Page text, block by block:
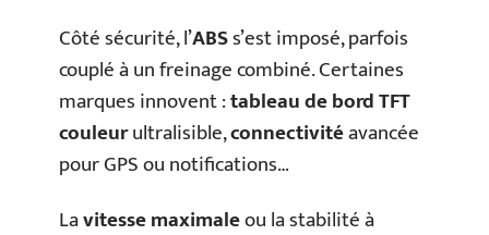
Côté sécurité, l’ABSs’est imposé, parfois
couplé à un freinage combiné. Certaines
marques innovent :tableau de bord TFT
couleurultralisible,connectivitéavancée
pour GPS ou notifications…
Lavitesse maximaleou la stabilité à